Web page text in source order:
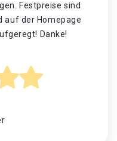
Festpreise sind
auf der Homepage
Danke!